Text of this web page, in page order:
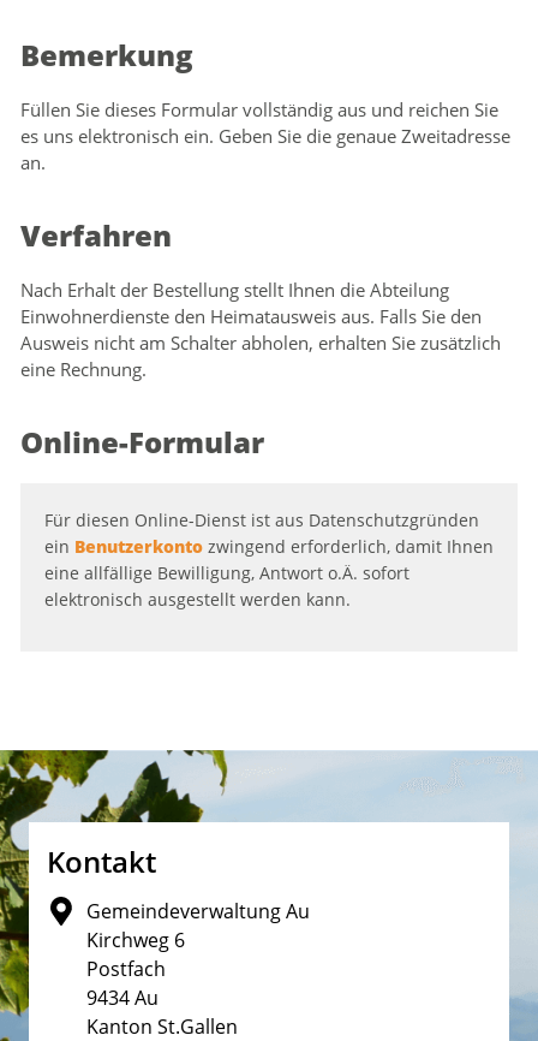
Bemerkung
Füllen Sie dieses Formular vollständig aus und reichen Sie
es uns elektronisch ein. Geben Sie die genaue Zweitadresse
an.
Verfahren
Nach Erhalt der Bestellung stellt Ihnen die Abteilung
Einwohnerdienste den Heimatausweis aus. Falls Sie den
Ausweis nicht am Schalter abholen, erhalten Sie zusätzlich
eine Rechnung.
Online-Formular
Für diesen Online-Dienst ist aus Datenschutzgründen
ein Benutzerkonto zwingend erforderlich, damit Ihnen
eine allfällige Bewilligung, Antwort o.Ä. sofort
elektronisch ausgestellt werden kann.
Fusszeile
Kontakt
Gemeindeverwaltung Au
Kirchweg 6
Postfach
9434 Au
Kanton St.Gallen